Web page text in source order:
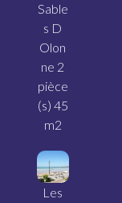
Sable
s D
Olon
ne 2
pièce
(s) 45
m2
Les